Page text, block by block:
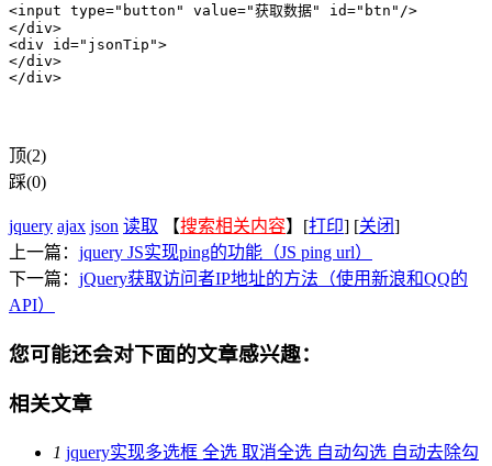
<input type="button" value="获取数据" id="btn"/>
</div>
<div id="jsonTip">
</div>
</div>
顶(2)
踩(0)
jquery ajax json 读取 【搜索相关内容】[打印] [关闭]
上一篇： jquery JS实现ping的功能（JS ping url）
下一篇： jQuery获取访问者IP地址的方法（使用新浪和QQ的
API）
您可能还会对下面的文章感兴趣：
相关文章
1 jquery实现多选框 全选 取消全选 自动勾选 自动去除勾